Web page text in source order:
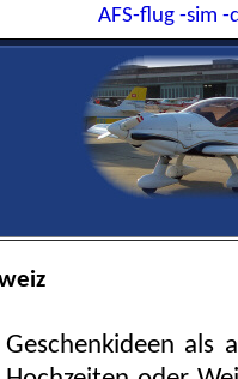
AFS-flug -sim -
als